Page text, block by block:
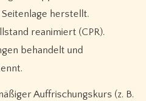
herstellt.
reanimiert (CPR).
behandelt und
Auffrischungskurs (z. B.